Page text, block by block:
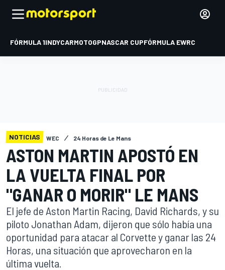
FÓRMULA 1INDYCARMOTOGPNASCAR CUPFÓRMULA EWRC
NOTICIAS WEC 24 Horas de Le Mans
ASTON MARTIN APOSTÓ EN
LA VUELTA FINAL POR
"GANAR O MORIR" LE MANS
El jefe de Aston Martin Racing, David Richards, y su
piloto Jonathan Adam, dijeron que sólo había una
oportunidad para atacar al Corvette y ganar las 24
Horas, una situación que aprovecharon en la
última vuelta.